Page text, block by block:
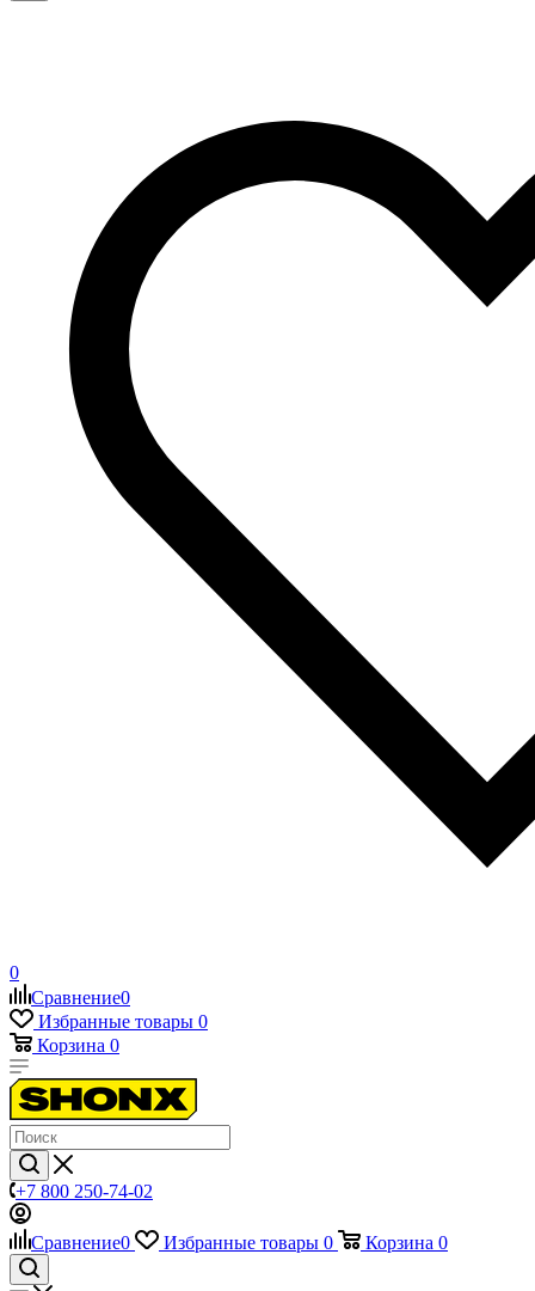
0
Сравнение0
Избранные товары 0
Корзина 0
+7 800 250-74-02
Сравнение0 Избранные товары 0 Корзина 0